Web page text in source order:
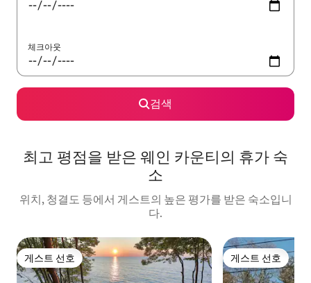
체크아웃
검색
최고 평점을 받은 웨인 카운티의 휴가 숙
소
위치, 청결도 등에서 게스트의 높은 평가를 받은 숙소입니
다.
게스트 선호
게스트 선호 게스트 선호
게스트 선호